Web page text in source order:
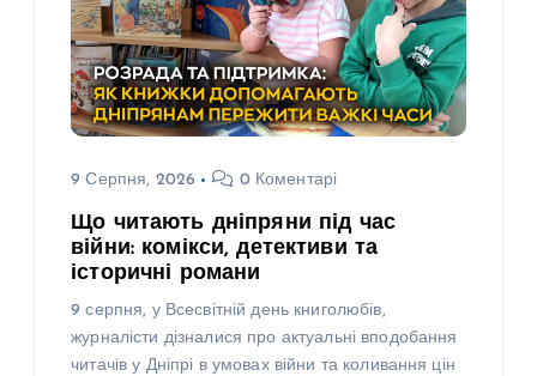
9 Серпня, 2026 0 Коментарі
Що читають дніпряни під час
війни: комікси, детективи та
історичні романи
9 серпня, у Всесвітній день книголюбів,
журналісти дізналися про актуальні вподобання
читачів у Дніпрі в умовах війни та коливання цін